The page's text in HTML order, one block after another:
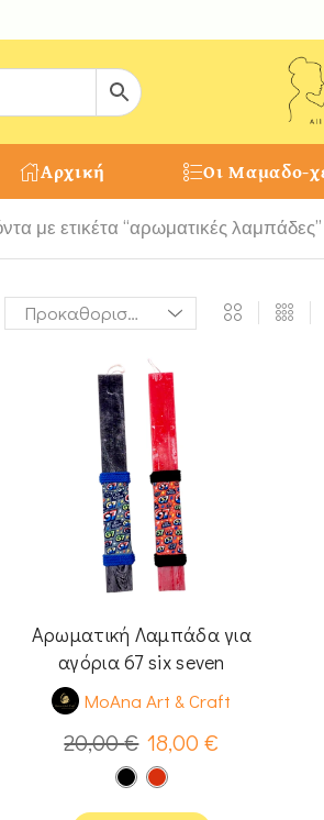
μας!
Αρχική Οι Μαμαδο-
με ετικέτα “αρωματικές λαμπάδες”
Αρωματική Λαμπάδα για
αγόρια 67 six seven
MoAna Art & Craft
20,00€ 18,00€